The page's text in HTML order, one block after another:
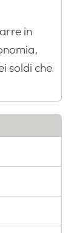
in
soldi che